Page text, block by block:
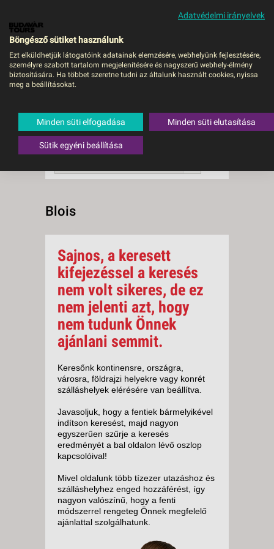
MENÜ
Blois
megfelelő utazásttaláltunk.
A keresővel tovább szűkítheti a
találati listát!
RENDEZÉS:
Blois
Sajnos, a keresett
kifejezéssel a keresés
nem volt sikeres, de ez
nem jelenti azt, hogy
nem tudunk Önnek
ajánlani semmit.
Keresőnk kontinensre, országra,
városra, földrajzi helyekre vagy konrét
szálláshelyek elérésére van beállítva.
Javasoljuk, hogy a fentiek bármelyikével
indítson keresést, majd nagyon
egyszerűen szűrje a keresés
eredményét a bal oldalon lévő oszlop
kapcsolóival!
Mivel oldalunk több tízezer utazáshoz és
szálláshelyhez enged hozzáférést, így
nagyon valószínű, hogy a fenti
módszerrel rengeteg Önnek megfelelő
ajánlattal szolgálhatunk.
Adatvédelmi irányelvek
Böngésző sütiket használunk
Ezt elküldhetjük látogatóink adatainak elemzésére, webhelyünk fejlesztésére,
személyre szabott tartalom megjelenítésére és nagyszerű webhely-élmény
biztosítására. Ha többet szeretne tudni az általunk használt cookies, nyissa
meg a beállításokat.
Minden süti elfogadása Minden süti elutasítása
Sütik egyéni beállítása